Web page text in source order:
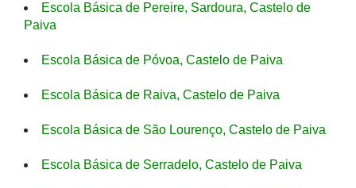
Escola Básica de Pereire, Sardoura, Castelo de
Paiva
Escola Básica de Póvoa, Castelo de Paiva
Escola Básica de Raiva, Castelo de Paiva
Escola Básica de São Lourenço, Castelo de Paiva
Escola Básica de Serradelo, Castelo de Paiva